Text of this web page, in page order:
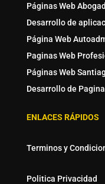
Páginas Web
Desarrollo de
Página Web
Paginas Web
Páginas Web
Desarrollo de
ENLACES RÁPIDOS
Terminos y
Politica Privacidad